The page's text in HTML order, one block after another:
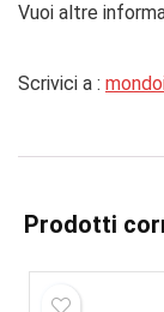
Vuoi altre
Scrivici a :
Prodotti